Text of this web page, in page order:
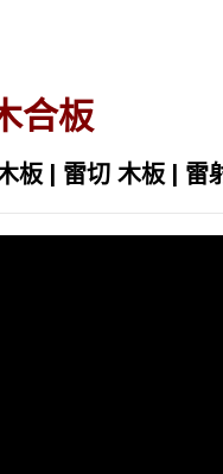
素面合板
內容
合板
板 | 雷切 木板 | 雷